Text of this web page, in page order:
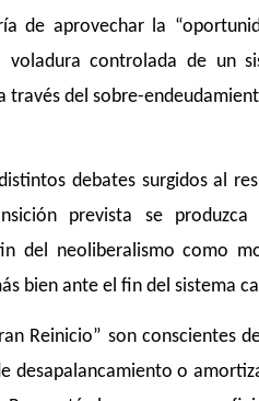
de aprovechar la
voladura controlada de un
del sobre-
debates surgidos al
prevista se
del neoliberalismo como
bien ante el fin del sistema
Reinicio” son conscientes
desapalancamiento o